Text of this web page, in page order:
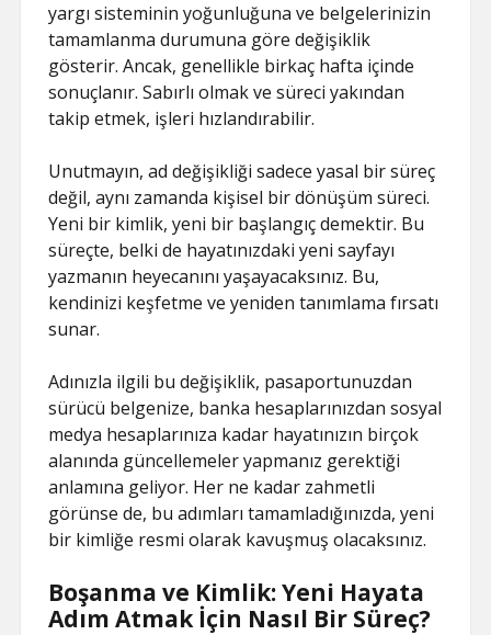
yargı sisteminin yoğunluğuna ve belgelerinizin
tamamlanma durumuna göre değişiklik
gösterir. Ancak, genellikle birkaç hafta içinde
sonuçlanır. Sabırlı olmak ve süreci yakından
takip etmek, işleri hızlandırabilir.
Unutmayın, ad değişikliği sadece yasal bir süreç
değil, aynı zamanda kişisel bir dönüşüm süreci.
Yeni bir kimlik, yeni bir başlangıç demektir. Bu
süreçte, belki de hayatınızdaki yeni sayfayı
yazmanın heyecanını yaşayacaksınız. Bu,
kendinizi keşfetme ve yeniden tanımlama fırsatı
sunar.
Adınızla ilgili bu değişiklik, pasaportunuzdan
sürücü belgenize, banka hesaplarınızdan sosyal
medya hesaplarınıza kadar hayatınızın birçok
alanında güncellemeler yapmanız gerektiği
anlamına geliyor. Her ne kadar zahmetli
görünse de, bu adımları tamamladığınızda, yeni
bir kimliğe resmi olarak kavuşmuş olacaksınız.
Boşanma ve Kimlik: Yeni Hayata
Adım Atmak İçin Nasıl Bir Süreç?